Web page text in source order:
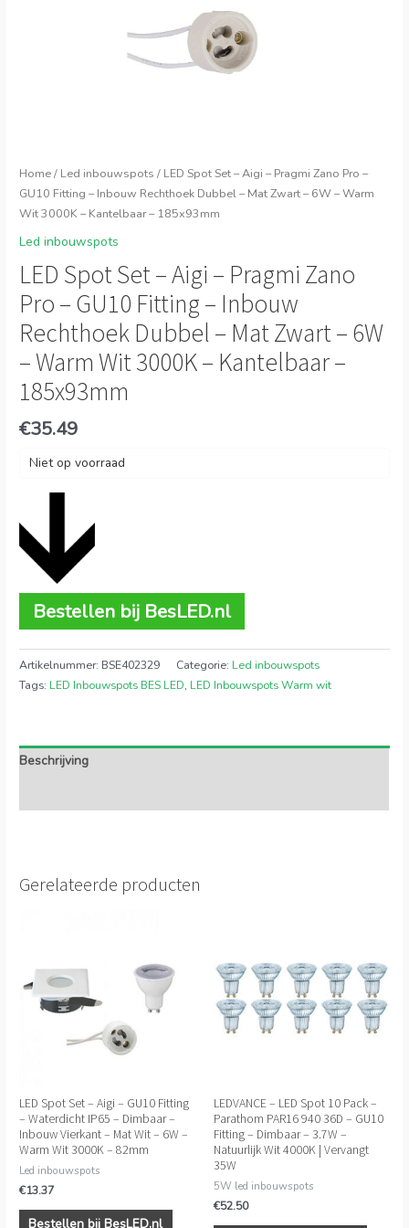
Home/ Led inbouwspots / LED Spot Set – Aigi – Pragmi Zano Pro –
GU10 Fitting – Inbouw Rechthoek Dubbel – Mat Zwart – 6W – Warm
Wit 3000K – Kantelbaar – 185x93mm
Led inbouwspots
LED Spot Set – Aigi – Pragmi Zano
Pro – GU10 Fitting – Inbouw
Rechthoek Dubbel – Mat Zwart – 6W
– Warm Wit 3000K – Kantelbaar –
185x93mm
€35.49
Niet op voorraad
Bestellen bij BesLED.nl
Artikelnummer: BSE402329 Categorie: Led inbouwspots
Tags: LED Inbouwspots BES LED, LED Inbouwspots Warm wit
Beschrijving
Gerelateerde producten
LED Spot Set – Aigi – GU10 Fitting
– Waterdicht IP65 – Dimbaar –
Inbouw Vierkant – Mat Wit – 6W –
Warm Wit 3000K – 82mm
Led inbouwspots
€13.37
Bestellen bij BesLED.nl
LEDVANCE – LED Spot 10 Pack –
Parathom PAR16 940 36D – GU10
Fitting – Dimbaar – 3.7W –
Natuurlijk Wit 4000K | Vervangt
35W
5W led inbouwspots
€52.50